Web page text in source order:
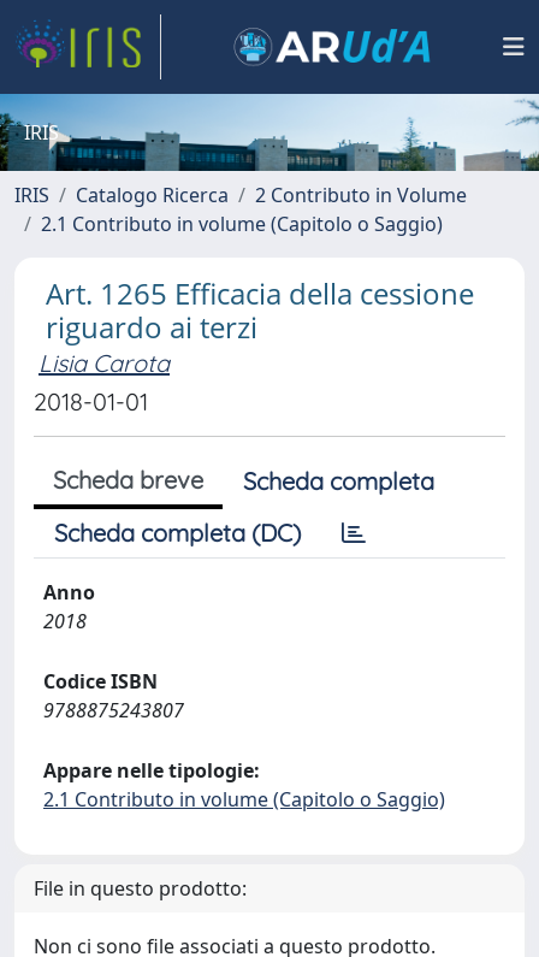
IRIS
IRIS Catalogo Ricerca
2 Contributo in Volume
2.1 Contributo in volume (Capitolo o Saggio)
Art. 1265 Efficacia della cessione
riguardo ai terzi
Lisia Carota
2018-01-01
Scheda breve
Scheda completa
Scheda completa (DC)
Anno
2018
Codice ISBN
9788875243807
Appare nelle tipologie:
2.1 Contributo in volume (Capitolo o Saggio)
File in questo prodotto:
Non ci sono file associati a questo prodotto.